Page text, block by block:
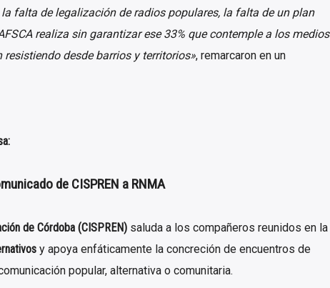
falta de legalización de radios populares, la falta de un plan
realiza sin garantizar ese 33% que contemple a los medios
desde barrios y territorios», remarcaron en un
de CISPREN a RNMA
de Córdoba (CISPREN)saluda a los compañeros reunidos en la
y apoya enfáticamente la concreción de encuentros de
popular, alternativa o comunitaria.